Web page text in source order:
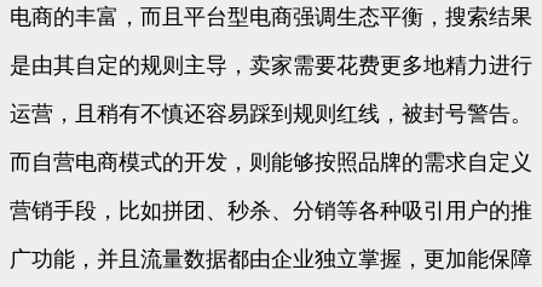
电商的丰富，而且平台型电商强调生态平衡，搜索结果
是由其自定的规则主导，卖家需要花费更多地精力进行
运营，且稍有不慎还容易踩到规则红线，被封号警告。
而自营电商模式的开发，则能够按照品牌的需求自定义
营销手段，比如拼团、秒杀、分销等各种吸引用户的推
广功能，并且流量数据都由企业独立掌握，更加能保障